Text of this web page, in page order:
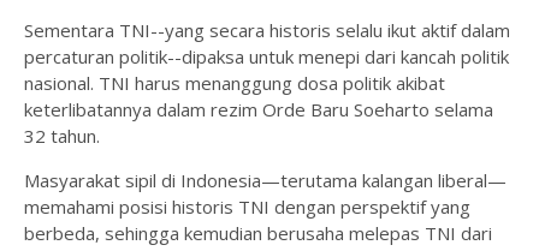
Sementara TNI--yang secara historis selalu ikut aktif dalam
percaturan politik--dipaksa untuk menepi dari kancah politik
nasional. TNI harus menanggung dosa politik akibat
keterlibatannya dalam rezim Orde Baru Soeharto selama
32 tahun.
Masyarakat sipil di Indonesia—terutama kalangan liberal—
memahami posisi historis TNI dengan perspektif yang
berbeda, sehingga kemudian berusaha melepas TNI dari